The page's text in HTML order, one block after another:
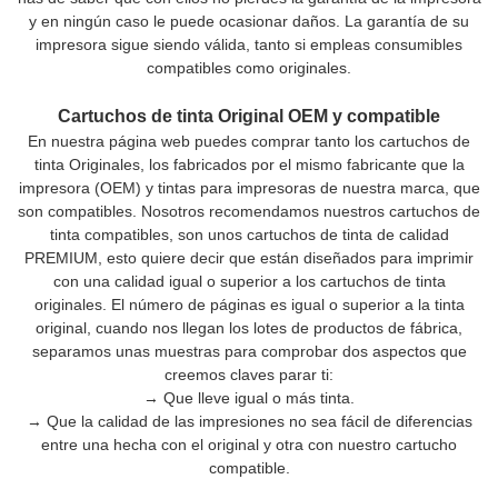
y en ningún caso le puede ocasionar daños. La garantía de su
impresora sigue siendo válida, tanto si empleas consumibles
compatibles como originales.
Cartuchos de tinta Original OEM y compatible
En nuestra página web puedes comprar tanto los cartuchos de
tinta Originales, los fabricados por el mismo fabricante que la
impresora (OEM) y tintas para impresoras de nuestra marca, que
son compatibles. Nosotros recomendamos nuestros cartuchos de
tinta compatibles, son unos cartuchos de tinta de calidad
PREMIUM, esto quiere decir que están diseñados para imprimir
con una calidad igual o superior a los cartuchos de tinta
originales. El número de páginas es igual o superior a la tinta
original, cuando nos llegan los lotes de productos de fábrica,
separamos unas muestras para comprobar dos aspectos que
creemos claves parar ti:
→ Que lleve igual o más tinta.
→ Que la calidad de las impresiones no sea fácil de diferencias
entre una hecha con el original y otra con nuestro cartucho
compatible.